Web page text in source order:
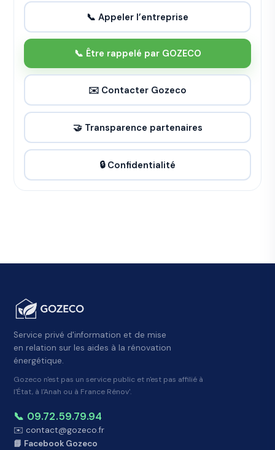
📞 Appeler l’entreprise
📞 Être rappelé par GOZECO
✉️ Contacter Gozeco
🤝 Transparence partenaires
🔒 Confidentialité
Service privé d'information et de mise
en relation sur les aides à la rénovation
énergétique.
Gozeco n'est pas un service public et n'est pas affilié à
l'État, à l'Anah ou à France Rénov'.
📞 09.72.59.79.94
✉️ contact@gozeco.fr
📘 Facebook Gozeco